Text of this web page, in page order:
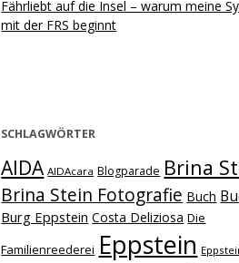
Fährliebt auf die Insel – warum meine
mit der FRS beginnt
SCHLAGWÖRTER
AIDA AIDAcara Blogparade Brina
Brina Stein Fotografie Buch
Burg Eppstein Costa Deliziosa Die
Familienreederei Eppstein